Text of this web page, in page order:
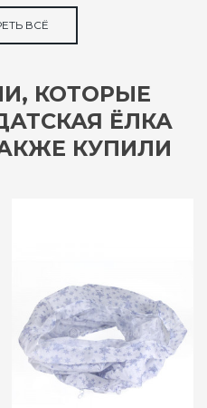
ВСЁ
КОТОРЫЕ
ЁЛКА
КУПИЛИ